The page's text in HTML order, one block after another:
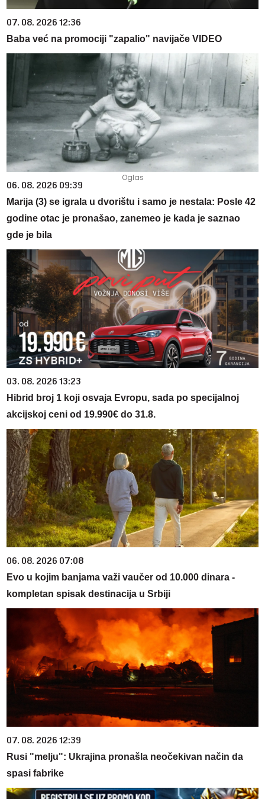
07. 08. 2026 12:36
Baba već na promociji "zapalio" navijače VIDEO
06. 08. 2026 09:39
Marija (3) se igrala u dvorištu i samo je nestala: Posle 42
godine otac je pronašao, zanemeo je kada je saznao
gde je bila
03. 08. 2026 13:23
Hibrid broj 1 koji osvaja Evropu, sada po specijalnoj
akcijskoj ceni od 19.990€ do 31.8.
06. 08. 2026 07:08
Evo u kojim banjama važi vaučer od 10.000 dinara -
kompletan spisak destinacija u Srbiji
07. 08. 2026 12:39
Rusi "melju": Ukrajina pronašla neočekivan način da
spasi fabrike